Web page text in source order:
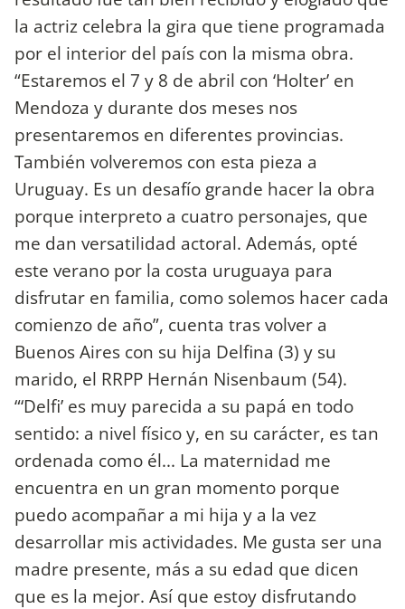
la actriz celebra la gira que tiene programada
por el interior del país con la misma obra.
“Estaremos el 7 y 8 de abril con ‘Holter’ en
Mendoza y durante dos meses nos
presentaremos en diferentes provincias.
También volveremos con esta pieza a
Uruguay. Es un desafío grande hacer la obra
porque interpreto a cuatro personajes, que
me dan versatilidad actoral. Además, opté
este verano por la costa uruguaya para
disfrutar en familia, como solemos hacer cada
comienzo de año”, cuenta tras volver a
Buenos Aires con su hija Delfina (3) y su
marido, el RRPP Hernán Nisenbaum (54).
“‘Delfi’ es muy parecida a su papá en todo
sentido: a nivel físico y, en su carácter, es tan
ordenada como él... La maternidad me
encuentra en un gran momento porque
puedo acompañar a mi hija y a la vez
desarrollar mis actividades. Me gusta ser una
madre presente, más a su edad que dicen
que es la mejor. Así que estoy disfrutando